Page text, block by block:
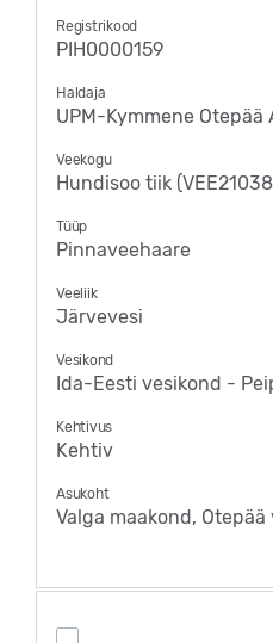
Registrikood
PIH0000159
Haldaja
UPM-Kymmene Otepää
Veekogu
Hundisoo tiik
Tüüp
Pinnaveehaare
Veeliik
Järvevesi
Vesikond
Ida-Eesti vesikond -
Kehtivus
Kehtiv
Asukoht
Valga maakond,